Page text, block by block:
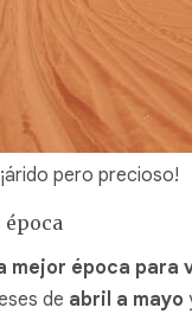
pero precioso!
mejor época para
de abril a mayo